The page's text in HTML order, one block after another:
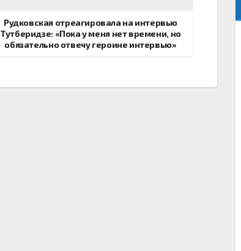
Рудковская отреагировала на интервью
Тутберидзе: «Пока у меня нет времени, но
обязательно отвечу героине интервью»